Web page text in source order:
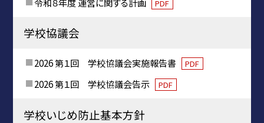
PDF
学校協議会
2026 第１回 学校協議会実施報告書 PDF
2026 第１回 学校協議会告示 PDF
学校いじめ防止基本方針